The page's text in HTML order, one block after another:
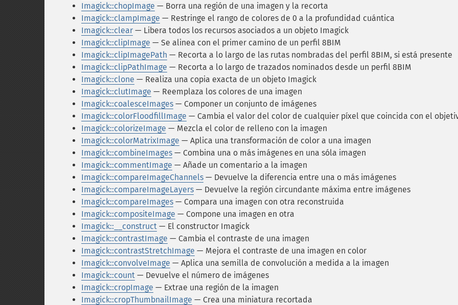
Imagick::chopImage — Borra una región de una imagen y la recorta
Imagick::clampImage — Restringe el rango de colores de 0 a la profundidad cuántica
Imagick::clear — Libera todos los recursos asociados a un objeto Imagick
Imagick::clipImage — Se alinea con el primer camino de un perfil 8BIM
Imagick::clipImagePath — Recorta a lo largo de las rutas nombradas del perfil 8BIM, si está presente
Imagick::clipPathImage — Recorta a lo largo de trazados nominados desde un perfil 8BIM
Imagick::clone — Realiza una copia exacta de un objeto Imagick
Imagick::clutImage — Reemplaza los colores de una imagen
Imagick::coalesceImages — Componer un conjunto de imágenes
Imagick::colorFloodfillImage — Cambia el valor del color de cualquier píxel que coincida con el
Imagick::colorizeImage — Mezcla el color de relleno con la imagen
Imagick::colorMatrixImage — Aplica una transformación de color a una imagen
Imagick::combineImages — Combina una o más imágenes en una sóla imagen
Imagick::commentImage — Añade un comentario a la imagen
Imagick::compareImageChannels — Devuelve la diferencia entre una o más imágenes
Imagick::compareImageLayers — Devuelve la región circundante máxima entre imágenes
Imagick::compareImages — Compara una imagen con otra reconstruida
Imagick::compositeImage — Compone una imagen en otra
Imagick::__construct — El constructor Imagick
Imagick::contrastImage — Cambia el contraste de una imagen
Imagick::contrastStretchImage — Mejora el contraste de una imagen en color
Imagick::convolveImage — Aplica una semilla de convolución a medida a la imagen
Imagick::count — Devuelve el número de imágenes
Imagick::cropImage — Extrae una región de la imagen
Imagick::cropThumbnailImage — Crea una miniatura recortada